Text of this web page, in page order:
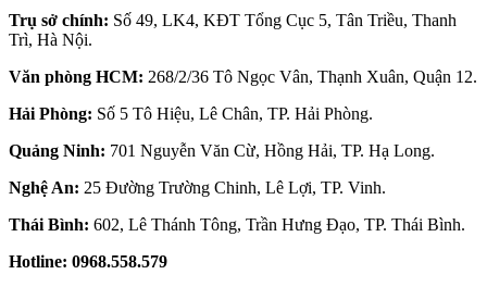
Trụ sở chính: Số 49, LK4, KĐT Tổng Cục 5, Tân Triều, Thanh
Trì, Hà Nội.
Văn phòng HCM: 268/2/36 Tô Ngọc Vân, Thạnh Xuân, Quận 12.
Hải Phòng: Số 5 Tô Hiệu, Lê Chân, TP. Hải Phòng.
Quảng Ninh: 701 Nguyễn Văn Cừ, Hồng Hải, TP. Hạ Long.
Nghệ An: 25 Đường Trường Chinh, Lê Lợi, TP. Vinh.
Thái Bình: 602, Lê Thánh Tông, Trần Hưng Đạo, TP. Thái Bình.
Hotline: 0968.558.579